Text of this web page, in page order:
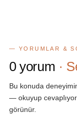
— YORUMLAR &
0yorum ·
Bu konuda
— okuyup
görünür.